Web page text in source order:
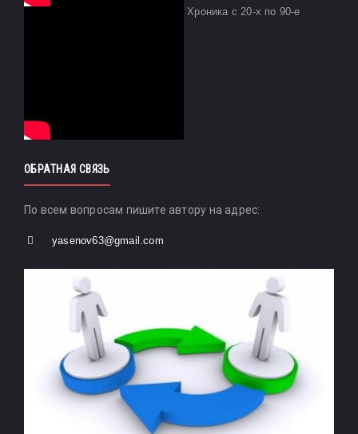
Хроника с 20-х по 90-е
ОБРАТНАЯ СВЯЗЬ
По всем вопросам пишите автору на адрес:
yasenov63@gmail.com